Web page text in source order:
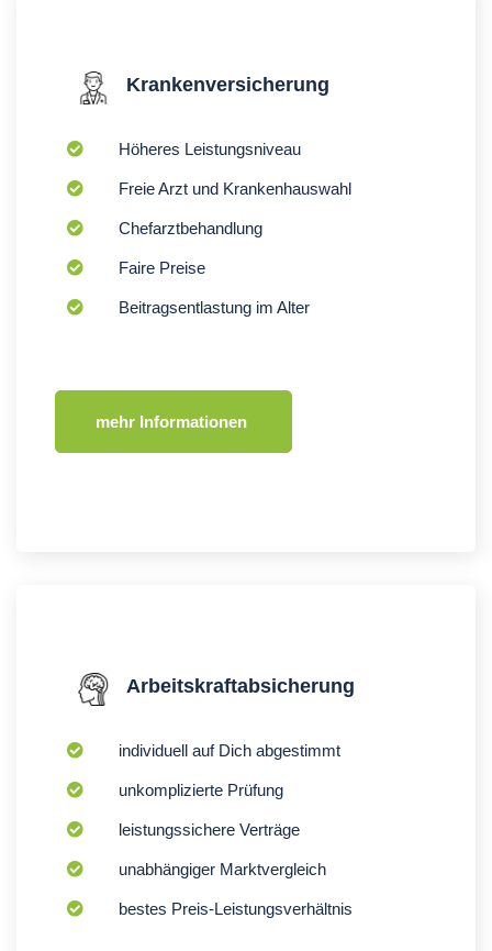
Krankenversicherung
Höheres Leistungsniveau
Freie Arzt und Krankenhauswahl
Chefarztbehandlung
Faire Preise
Beitragsentlastung im Alter
mehr Informationen
Arbeitskraftabsicherung
individuell auf Dich abgestimmt
unkomplizierte Prüfung
leistungssichere Verträge
unabhängiger Marktvergleich
bestes Preis-Leistungsverhältnis